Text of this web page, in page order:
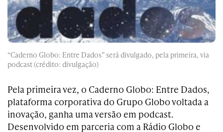
“Caderno Globo: Entre Dados” será divulgado, pela primeira, via
podcast (crédito: divulgação)
Pela primeira vez, o Caderno Globo: Entre Dados,
plataforma corporativa do Grupo Globo voltada a
inovação, ganha uma versão em podcast.
Desenvolvido em parceria com a Rádio Globo e